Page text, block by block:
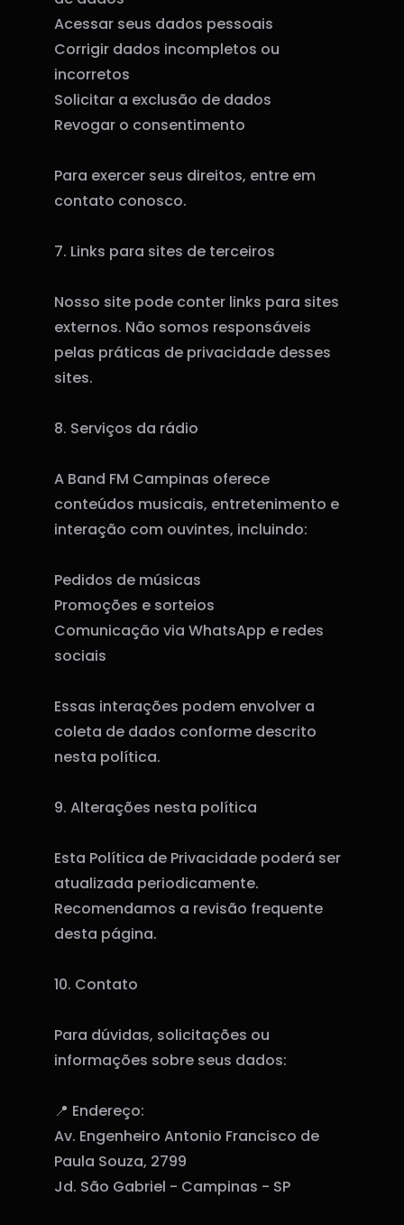
Acessar seus dados pessoais
Corrigir dados incompletos ou
incorretos
Solicitar a exclusão de dados
Revogar o consentimento
Para exercer seus direitos, entre em
contato conosco.
7. Links para sites de terceiros
Nosso site pode conter links para sites
externos. Não somos responsáveis
pelas práticas de privacidade desses
sites.
8. Serviços da rádio
A Band FM Campinas oferece
conteúdos musicais, entretenimento e
interação com ouvintes, incluindo:
Pedidos de músicas
Promoções e sorteios
Comunicação via WhatsApp e redes
sociais
Essas interações podem envolver a
coleta de dados conforme descrito
nesta política.
9. Alterações nesta política
Esta Política de Privacidade poderá ser
atualizada periodicamente.
Recomendamos a revisão frequente
desta página.
10. Contato
Para dúvidas, solicitações ou
informações sobre seus dados:
📍 Endereço:
Av. Engenheiro Antonio Francisco de
Paula Souza, 2799
Jd. São Gabriel - Campinas - SP